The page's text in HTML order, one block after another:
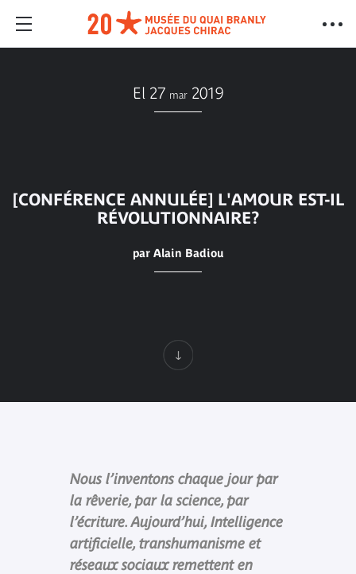
El 27 mar 2019
[CONFÉRENCE ANNULÉE] L'AMOUR EST-IL
RÉVOLUTIONNAIRE?
par Alain Badiou
Nous l’inventons chaque jour par
la rêverie, par la science, par
l’écriture. Aujourd’hui, Intelligence
artificielle, transhumanisme et
réseaux sociaux remettent en